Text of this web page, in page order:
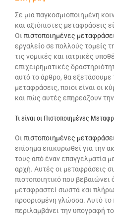
Σε μια παγκοσμιοποιημένη
και αξιόπιστες μεταφράσεις
Οι πιστοποιημένες
εργαλείο σε πολλούς τομείς
τις νομικές και ιατρικές
επιχειρηματικές
αυτό το άρθρο, θα εξετάσουμε
μεταφράσεις, ποιοι είναι οι
και πώς αυτές επηρεάζουν
Τι είναι οι Πιστοποιημένες
Οι πιστοποιημένες
επίσημα επικυρωθεί για την
τους από έναν επαγγελματία
αρχή. Αυτές οι μεταφράσεις
πιστοποιητικό που βεβαιώνει
μεταφραστεί σωστά και
προορισμένη γλώσσα. Αυτό το
περιλαμβάνει την υπογραφή